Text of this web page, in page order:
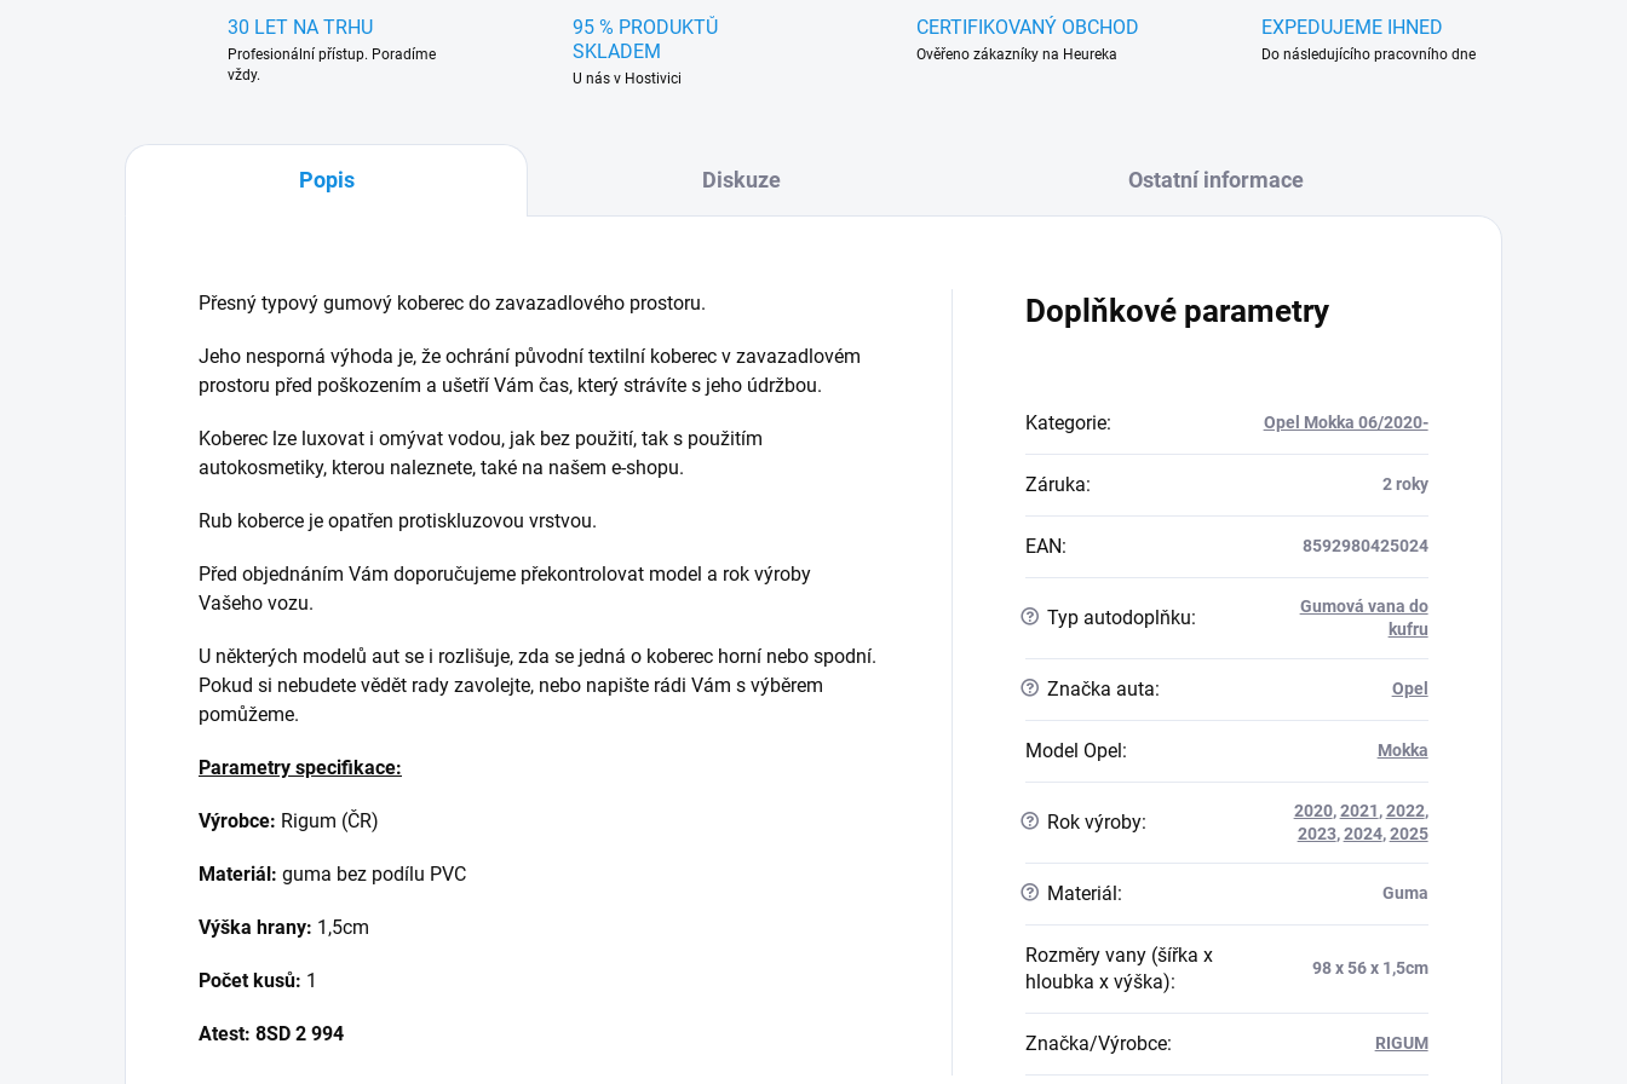
30 LET NA TRHU
Profesionální přístup. Poradíme
vždy.
95 % PRODUKTŮ
SKLADEM
U nás v Hostivici
CERTIFIKOVANÝ OBCHOD
Ověřeno zákazníky na Heureka
EXPEDUJEME IHNED
Do následujícího pracovního dne
Popis Diskuze Ostatní informace
Přesný typový gumový koberec do zavazadlového prostoru.
Jeho nesporná výhoda je, že ochrání původní textilní koberec v zavazadlovém
prostoru před poškozením a ušetří Vám čas, který strávíte s jeho údržbou.
Koberec lze luxovat i omývat vodou, jak bez použití, tak s použitím
autokosmetiky, kterou naleznete, také na našem e-shopu.
Rub koberce je opatřen protiskluzovou vrstvou.
Před objednáním Vám doporučujeme překontrolovat model a rok výroby
Vašeho vozu.
U některých modelů aut se i rozlišuje, zda se jedná o koberec horní nebo spodní.
Pokud si nebudete vědět rady zavolejte, nebo napište rádi Vám s výběrem
pomůžeme.
Parametry specifikace:
Výrobce: Rigum (ČR)
Materiál: guma bez podílu PVC
Výška hrany: 1,5cm
Počet kusů: 1
Atest: 8SD 2 994
Doplňkové parametry
Kategorie: Opel Mokka 06/2020-
Záruka: 2 roky
EAN: 8592980425024
? Typ autodoplňku:
Gumová vana do
kufru
? Značka auta: Opel
Model Opel: Mokka
? Rok výroby: 2020,2021,2022,
2023,2024,2025
? Materiál: Guma
Rozměry vany (šířka x
hloubka x výška):
98 x 56 x 1,5cm
Značka/Výrobce: RIGUM